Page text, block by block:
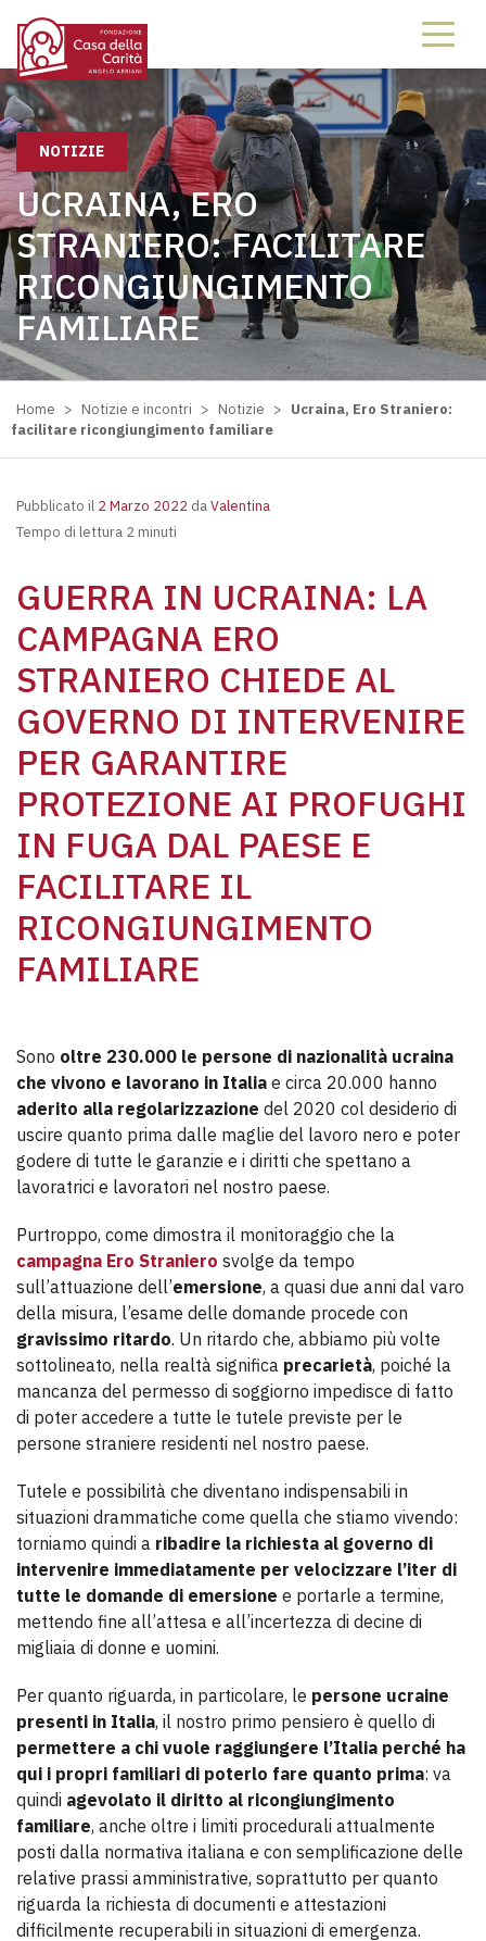
NOTIZIE
UCRAINA, ERO
STRANIERO: FACILITARE
RICONGIUNGIMENTO
FAMILIARE
Home > Notizie e incontri > Notizie > Ucraina, Ero Straniero:
facilitare ricongiungimento familiare
Pubblicato il 2 Marzo 2022 daValentina
Tempo di lettura 2 minuti
GUERRA IN UCRAINA: LA
CAMPAGNA ERO
STRANIERO CHIEDE AL
GOVERNO DI INTERVENIRE
PER GARANTIRE
PROTEZIONE AI PROFUGHI
IN FUGA DAL PAESE E
FACILITARE IL
RICONGIUNGIMENTO
FAMILIARE
Sono oltre 230.000 le persone di nazionalità ucraina
che vivono e lavorano in Italia e circa 20.000 hanno
aderito alla regolarizzazione del 2020 col desiderio di
uscire quanto prima dalle maglie del lavoro nero e poter
godere di tutte le garanzie e i diritti che spettano a
lavoratrici e lavoratori nel nostro paese.
Purtroppo, come dimostra il monitoraggio che la
campagna Ero Straniero svolge da tempo
sull’attuazione dell’emersione, a quasi due anni dal varo
della misura, l’esame delle domande procede con
gravissimo ritardo. Un ritardo che, abbiamo più volte
sottolineato, nella realtà significa precarietà, poiché la
mancanza del permesso di soggiorno impedisce di fatto
di poter accedere a tutte le tutele previste per le
persone straniere residenti nel nostro paese.
Tutele e possibilità che diventano indispensabili in
situazioni drammatiche come quella che stiamo vivendo:
torniamo quindi a ribadire la richiesta al governo di
intervenire immediatamente per velocizzare l’iter di
tutte le domande di emersione e portarle a termine,
mettendo fine all’attesa e all’incertezza di decine di
migliaia di donne e uomini.
Per quanto riguarda, in particolare, le persone ucraine
presenti in Italia, il nostro primo pensiero è quello di
permettere a chi vuole raggiungere l’Italia perché ha
qui i propri familiari di poterlo fare quanto prima: va
quindi agevolato il diritto al ricongiungimento
familiare, anche oltre i limiti procedurali attualmente
posti dalla normativa italiana e con semplificazione delle
relative prassi amministrative, soprattutto per quanto
riguarda la richiesta di documenti e attestazioni
difficilmente recuperabili in situazioni di emergenza.